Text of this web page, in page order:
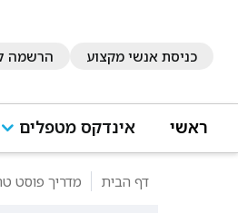
כניסת אנשי מקצוע הרשמה
ראשי אינדקס מטפלים
דף הבית מדריך פוסט